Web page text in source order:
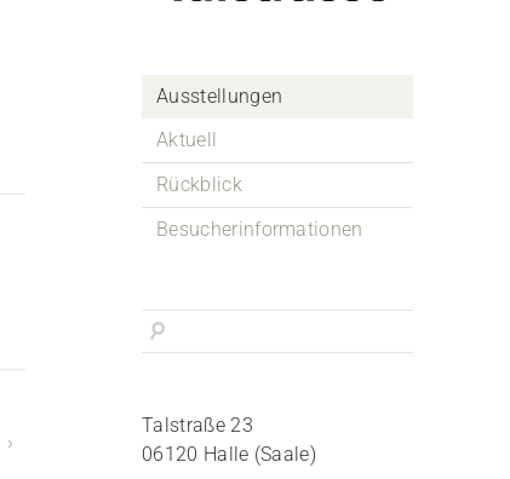
Ausstellungen
Aktuell
Rückblick
Besucherinformationen
Talstraße 23
06120 Halle (Saale)